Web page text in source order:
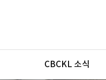
CBCKL 소식